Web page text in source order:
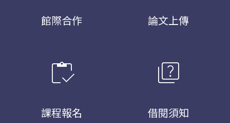
館際合作 論文上傳
inventory
課程報名
quiz
借閱須知